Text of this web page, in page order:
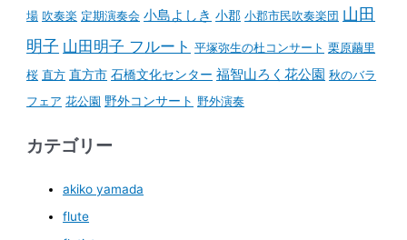
場 吹奏楽 定期演奏会 小島よしき 小郡 小郡市民吹奏楽団 山田
明子 山田明子 フルート 平塚弥生の杜コンサート 栗原繭里
桜 直方 直方市 石橋文化センター 福智山ろく花公園 秋のバラ
フェア 花公園 野外コンサート 野外演奏
カテゴリー
akiko yamada
flute